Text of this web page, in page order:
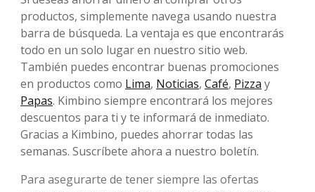
productos, simplemente navega usando nuestra
barra de búsqueda. La ventaja es que encontrarás
todo en un solo lugar en nuestro sitio web.
También puedes encontrar buenas promociones
en productos como Lima, Noticias, Café, Pizza y
Papas. Kimbino siempre encontrará los mejores
descuentos para ti y te informará de inmediato.
Gracias a Kimbino, puedes ahorrar todas las
semanas. Suscríbete ahora a nuestro boletín.
Para asegurarte de tener siempre las ofertas